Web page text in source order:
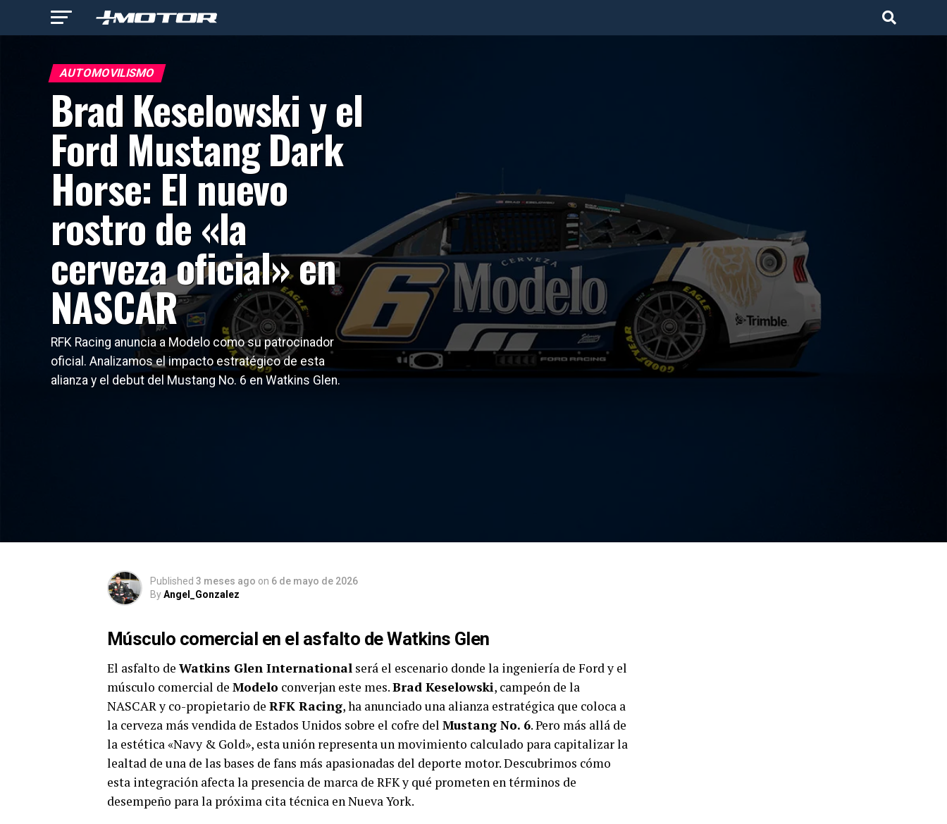
AUTOMOVILISMO
Brad Keselowski y el
Ford Mustang Dark
Horse: El nuevo
rostro de «la
cerveza oficial» en
NASCAR
RFK Racing anuncia a Modelo como su patrocinador
oficial. Analizamos el impacto estratégico de esta
alianza y el debut del Mustang No. 6 en Watkins Glen.
Published 3 meses ago on 6 de mayo de 2026
ByAngel_Gonzalez
Músculo comercial en el asfalto de Watkins Glen
El asfalto de Watkins Glen International será el escenario donde la ingeniería de Ford y el
músculo comercial de Modelo converjan este mes.Brad Keselowski, campeón de la
NASCAR y co-propietario de RFK Racing, ha anunciado una alianza estratégica que coloca a
la cerveza más vendida de Estados Unidos sobre el cofre del Mustang No. 6. Pero más allá de
la estética «Navy & Gold», esta unión representa un movimiento calculado para capitalizar la
lealtad de una de las bases de fans más apasionadas del deporte motor. Descubrimos cómo
esta integración afecta la presencia de marca de RFK y qué prometen en términos de
desempeño para la próxima cita técnica en Nueva York.